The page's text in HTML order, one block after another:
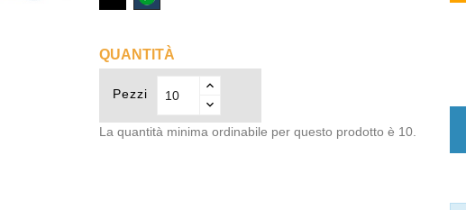
QUANTITÀ
Pezzi
La quantità minima ordinabile per questo prodotto è 10.